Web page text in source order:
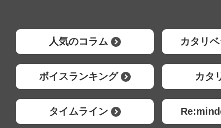
人気のコラム カタリ
ボイスランキング カタ
タイムライン